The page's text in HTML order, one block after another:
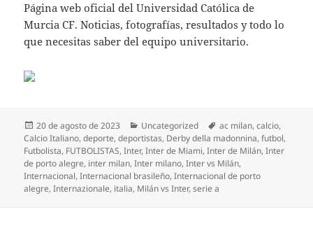
Página web oficial del Universidad Católica de
Murcia CF. Noticias, fotografías, resultados y todo lo
que necesitas saber del equipo universitario.
Publicado
el
20 de agosto de 2023 Categorías
Uncategorized Etiquetas
ac milan,calcio,
Calcio Italiano,deporte,deportistas, Derby della madonnina,futbol,
Futbolista, FUTBOLISTAS,Inter,Inter de Miami,Inter de Milán,Inter
de porto alegre, inter milan,Inter milano,Inter vs Milán,
Internacional,Internacional brasileño,Internacional de porto
alegre,Internazionale, italia, Milán vs Inter,serie a